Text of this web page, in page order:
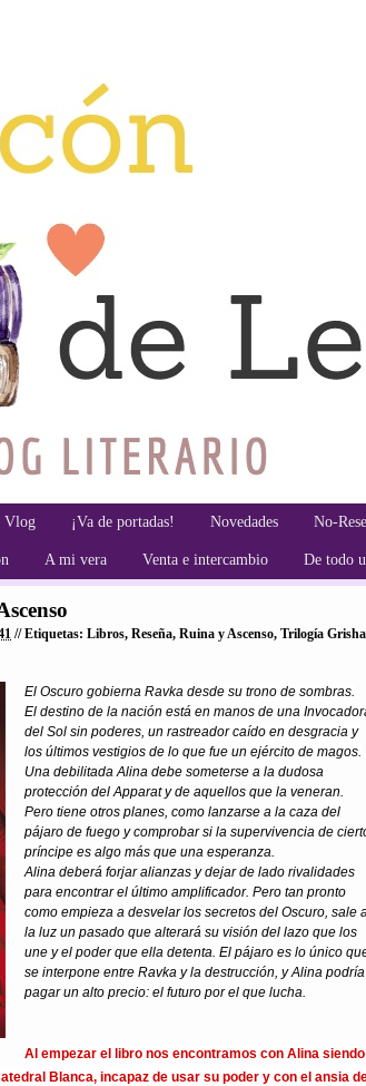
Vlog ¡Va de portadas! Novedades No-
A mi vera Venta e intercambio De todo
// Etiquetas: Libros, Reseña, Ruina y Ascenso, Trilogía Grisha
El Oscuro gobierna Ravka desde su trono de sombras.
El destino de la nación está en manos de una
del Sol sin poderes, un rastreador caído en desgracia y
los últimos vestigios de lo que fue un ejército de magos.
Una debilitada Alina debe someterse a la dudosa
protección del Apparat y de aquellos que la veneran.
Pero tiene otros planes, como lanzarse a la caza del
pájaro de fuego y comprobar si la supervivencia de
príncipe es algo más que una esperanza.
Alina deberá forjar alianzas y dejar de lado rivalidades
para encontrar el último amplificador. Pero tan pronto
como empieza a desvelar los secretos del Oscuro, sale
la luz un pasado que alterará su visión del lazo que los
une y el poder que ella detenta. El pájaro es lo único
se interpone entre Ravka y la destrucción, y Alina podría
pagar un alto precio: el futuro por el que lucha.
Al empezar el libro nos encontramos con Alina siendo
Blanca, incapaz de usar su poder y con el ansia